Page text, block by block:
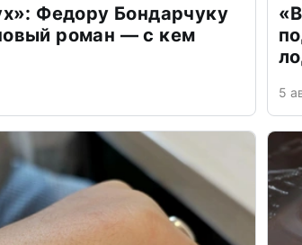
Федору Бондарчуку
роман — с кем
5